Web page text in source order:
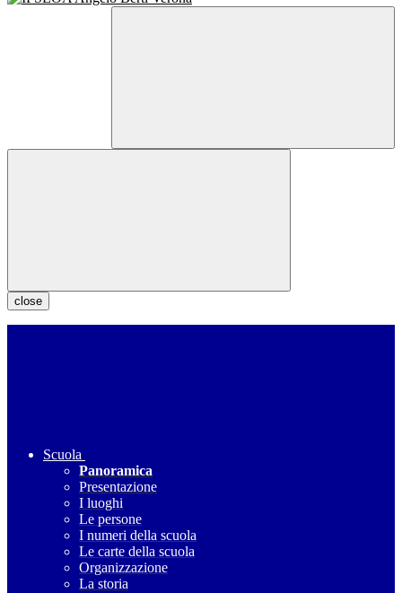
close
Scuola
Panoramica
Presentazione
I luoghi
Le persone
I numeri della scuola
Le carte della scuola
Organizzazione
La storia